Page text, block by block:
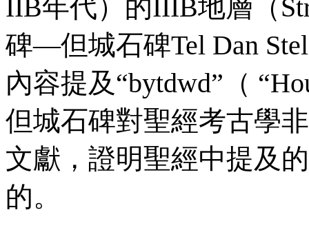
IIB年代）的IIIB地層（
碑—但城石碑Tel Dan
內容提及 “bytdwd” （
但城石碑對聖經考古學
文獻，證明聖經中提及
的。